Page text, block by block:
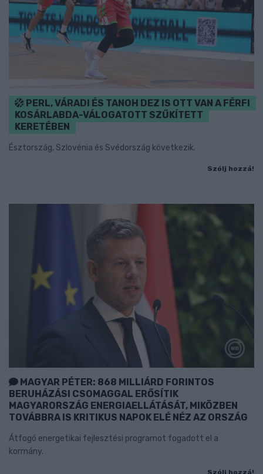
PERL, VÁRADI ÉS TANOH DEZ IS OTT VAN A FÉRFI
KOSÁRLABDA-VÁLOGATOTT SZŰKÍTETT
KERETÉBEN
Észtország, Szlovénia és Svédország következik.
Szólj hozzá!
MAGYAR PÉTER: 868 MILLIÁRD FORINTOS
BERUHÁZÁSI CSOMAGGAL ERŐSÍTIK
MAGYARORSZÁG ENERGIAELLÁTÁSÁT, MIKÖZBEN
TOVÁBBRA IS KRITIKUS NAPOK ELÉ NÉZ AZ ORSZÁG
Átfogó energetikai fejlesztési programot fogadott el a
kormány.
Szólj hozzá!